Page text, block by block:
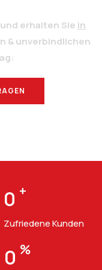
erhalten Sie in
& unverbindlichen
0 +
Zufriedene Kunden
0 %